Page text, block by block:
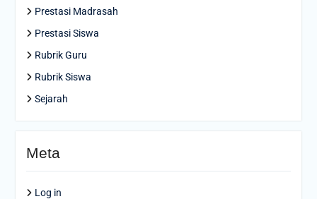
Prestasi Madrasah
Prestasi Siswa
Rubrik Guru
Rubrik Siswa
Sejarah
Meta
Log in